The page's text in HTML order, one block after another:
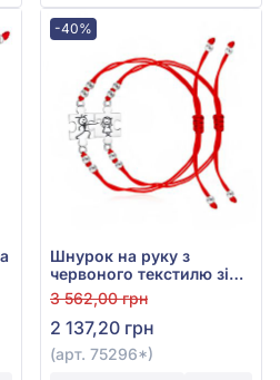
-40%
Шнурок на руку з
червоного текстилю зі
сріблом 925°, арт.
75296*
3 562,00 грн
2 137,20 грн
(арт. 75296*)